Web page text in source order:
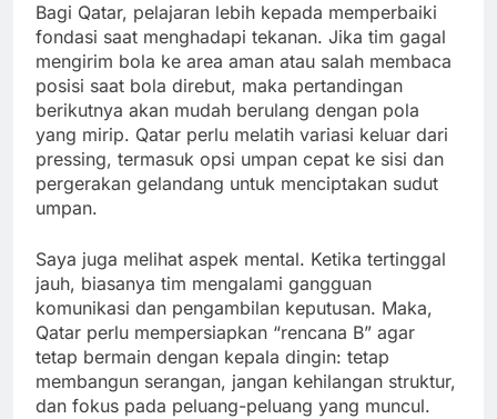
Bagi Qatar, pelajaran lebih kepada memperbaiki
fondasi saat menghadapi tekanan. Jika tim gagal
mengirim bola ke area aman atau salah membaca
posisi saat bola direbut, maka pertandingan
berikutnya akan mudah berulang dengan pola
yang mirip. Qatar perlu melatih variasi keluar dari
pressing, termasuk opsi umpan cepat ke sisi dan
pergerakan gelandang untuk menciptakan sudut
umpan.
Saya juga melihat aspek mental. Ketika tertinggal
jauh, biasanya tim mengalami gangguan
komunikasi dan pengambilan keputusan. Maka,
Qatar perlu mempersiapkan “rencana B” agar
tetap bermain dengan kepala dingin: tetap
membangun serangan, jangan kehilangan struktur,
dan fokus pada peluang-peluang yang muncul.